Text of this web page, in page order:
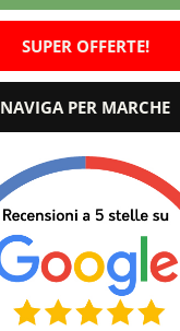
SUPER OFFERTE!
NAVIGA PER MARCHE